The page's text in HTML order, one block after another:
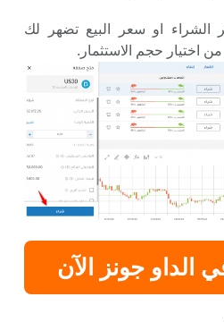
او سعر البيع تضهر لك
اختيار حجم الاستثمار.
الداو جونز الآن